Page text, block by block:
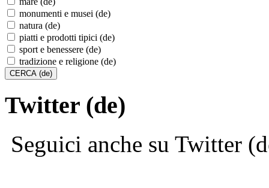
monumenti e musei (de)
natura (de)
piatti e prodotti tipici (de)
sport e benessere (de)
tradizione e religione (de)
Twitter (de)
Seguici anche su Twitter